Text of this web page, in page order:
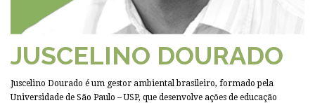
JUSCELINO DOURADO
Juscelino Dourado é um gestor ambiental brasileiro, formado pela
Universidade de São Paulo – USP, que desenvolve ações de educação